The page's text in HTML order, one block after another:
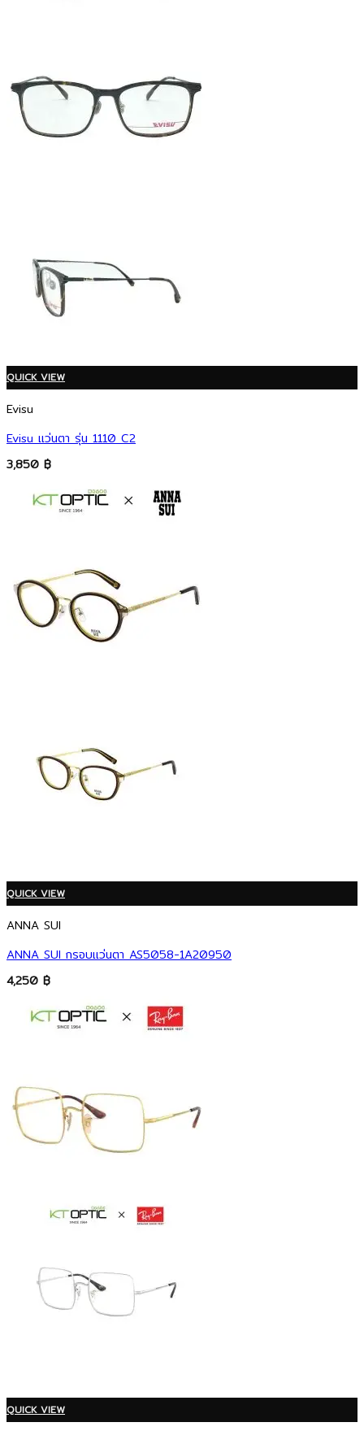
QUICK VIEW
Evisu
Evisu แว่นตา รุ่น 1110 C2
3,850 ฿
QUICK VIEW
ANNA SUI
ANNA SUI กรอบแว่นตา AS5058-1A20950
4,250 ฿
QUICK VIEW